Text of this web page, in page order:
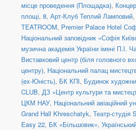
місце проведення (Площадка),
площі, 8, Арт-Клуб Теплий Ламповий,
TEATROOM, Premier Palace Hotel
Національний заповідник «Софія
музична академія України імені П.І.
Виставковий центр (біля головного
центру), Національний палац
(ex-Юність), БК КПІ, Будинок
CLUB, ДЗ «Центр культури та
ЦКМ НАУ, Національний авіаційний
Grand Hall Khreschatyk, Театр-студія
Easy 22, БК «Більшовик»,